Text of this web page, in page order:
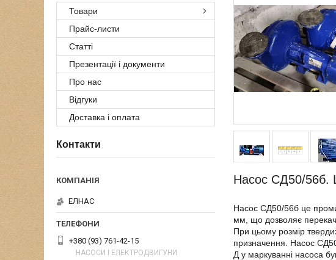
Насос СД50/56б.
Насос СД50/56б це
мм, що дозволяє
При цьому розмір
призначення. Насос
Д у маркуванні насоса
Товари
Прайс-листи
Статті
Презентації і документи
Про нас
Відгуки
Доставка і оплата
Контакти
ЕЛНАС
+380 (93) 761-42-15
НАСОСИ І ЕЛЕКТРОДВИГУНИ